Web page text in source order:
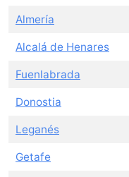
Almería
Alcalá de Henares
Fuenlabrada
Donostia
Leganés
Getafe